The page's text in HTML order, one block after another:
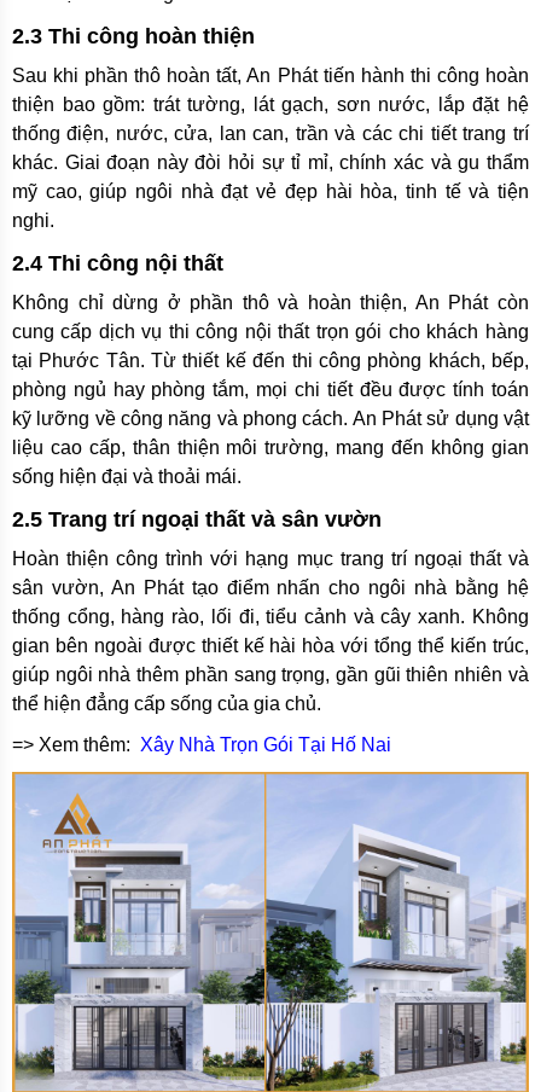
2.3 Thi công hoàn thiện
Sau khi phần thô hoàn tất, An Phát tiến hành thi công hoàn
thiện bao gồm: trát tường, lát gạch, sơn nước, lắp đặt hệ
thống điện, nước, cửa, lan can, trần và các chi tiết trang trí
khác. Giai đoạn này đòi hỏi sự tỉ mỉ, chính xác và gu thẩm
mỹ cao, giúp ngôi nhà đạt vẻ đẹp hài hòa, tinh tế và tiện
nghi.
2.4 Thi công nội thất
Không chỉ dừng ở phần thô và hoàn thiện, An Phát còn
cung cấp dịch vụ thi công nội thất trọn gói cho khách hàng
tại Phước Tân. Từ thiết kế đến thi công phòng khách, bếp,
phòng ngủ hay phòng tắm, mọi chi tiết đều được tính toán
kỹ lưỡng về công năng và phong cách. An Phát sử dụng vật
liệu cao cấp, thân thiện môi trường, mang đến không gian
sống hiện đại và thoải mái.
2.5 Trang trí ngoại thất và sân vườn
Hoàn thiện công trình với hạng mục trang trí ngoại thất và
sân vườn, An Phát tạo điểm nhấn cho ngôi nhà bằng hệ
thống cổng, hàng rào, lối đi, tiểu cảnh và cây xanh. Không
gian bên ngoài được thiết kế hài hòa với tổng thể kiến trúc,
giúp ngôi nhà thêm phần sang trọng, gần gũi thiên nhiên và
thể hiện đẳng cấp sống của gia chủ.
=> Xem thêm: Xây Nhà Trọn Gói Tại Hố Nai